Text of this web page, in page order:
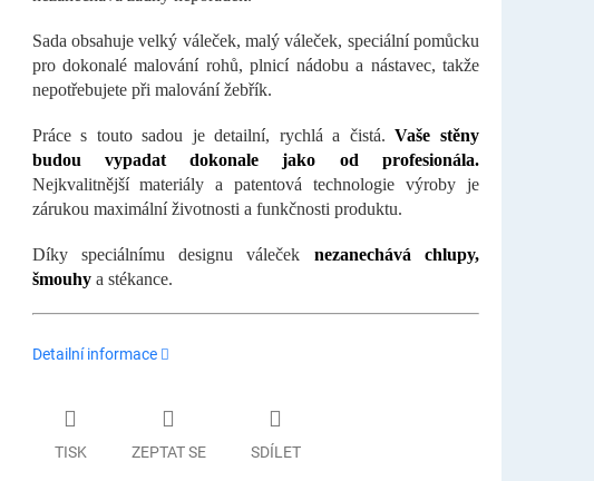
Sada obsahuje velký váleček, malý váleček, speciální pomůcku
pro dokonalé malování rohů, plnicí nádobu a nástavec, takže
nepotřebujete při malování žebřík.
Práce s touto sadou je detailní, rychlá a čistá.Vaše stěny
budou vypadat dokonale jako od profesionála.
Nejkvalitnější materiály a patentová technologie výroby je
zárukou maximální životnosti a funkčnosti produktu.
Díky speciálnímu designu váleček nezanechává chlupy,
šmouhya stékance.
Detailní informace
TISK ZEPTAT SE SDÍLET